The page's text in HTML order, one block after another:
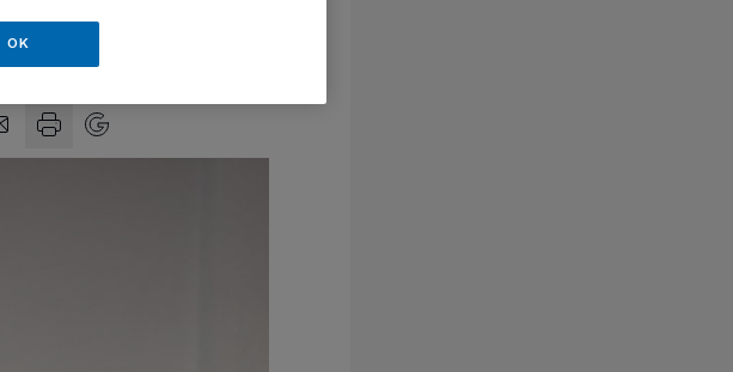
OK